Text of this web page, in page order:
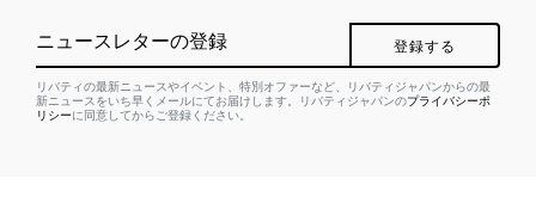
ニュースレターの登録 登録する
リバティの最新ニュースやイベント、特別オファーなど、リバティジャパンからの最
新ニュースをいち早くメールにてお届けします。リバティジャパンのプライバシーポ
リシーに同意してからご登録ください。